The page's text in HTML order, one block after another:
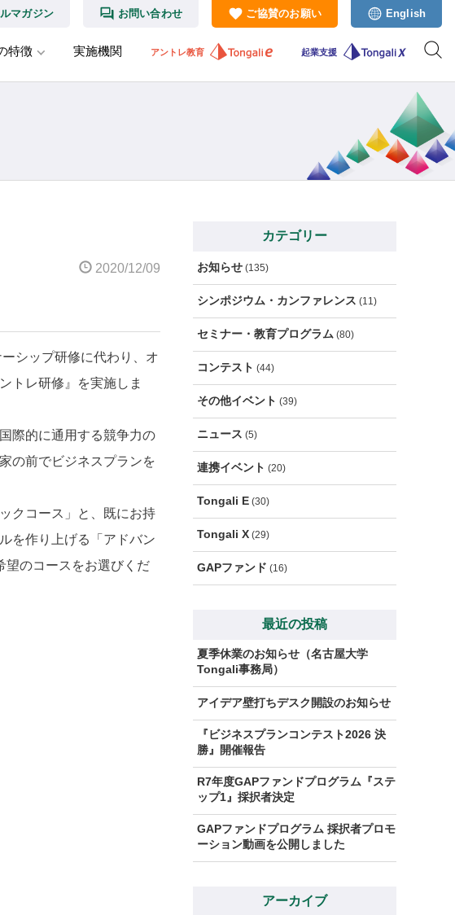
マガジン お問い合わせ ご協賛のお願い English
特徴 実施機関 アントレ教育 起業支援
2020/12/09
シップ研修に代わり、オ
トレ研修』を実施しま
際的に通用する競争力の
の前でビジネスプランを
クコース」と、既にお持
を作り上げる「アドバン
望のコースをお選びくだ
カテゴリー
お知らせ (135)
シンポジウム・カンファレンス (11)
セミナー・教育プログラム (80)
コンテスト (44)
その他イベント (39)
ニュース (5)
連携イベント (20)
Tongali E (30)
Tongali X (29)
GAPファンド (16)
最近の投稿
夏季休業のお知らせ（名古屋大学
Tongali事務局）
アイデア壁打ちデスク開設のお知らせ
『ビジネスプランコンテスト2026 決
勝』開催報告
R7年度GAPファンドプログラム『ステ
ップ1』採択者決定
GAPファンドプログラム 採択者プロモ
ーション動画を公開しました
アーカイブ